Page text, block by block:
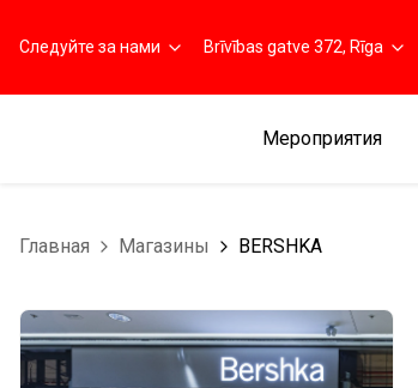
Следуйте за нами Brīvības gatve 372, Rīga
Мероприятия
Главная Магазины BERSHKA